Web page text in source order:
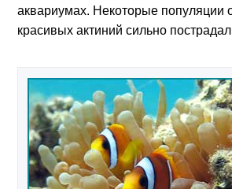
аквариумах. Некоторые популяции
красивых актиний сильно